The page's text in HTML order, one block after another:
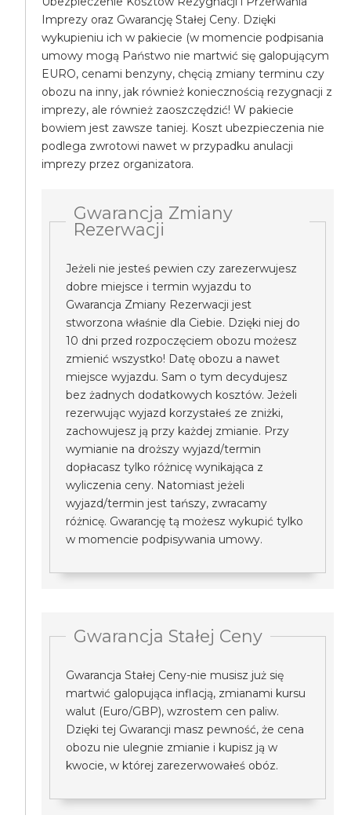
Imprezy oraz Gwarancję Stałej Ceny. Dzięki
wykupieniu ich w pakiecie (w momencie podpisania
umowy mogą Państwo nie martwić się galopującym
EURO, cenami benzyny, chęcią zmiany terminu czy
obozu na inny, jak również koniecznością rezygnacji z
imprezy, ale również zaoszczędzić! W pakiecie
bowiem jest zawsze taniej. Koszt ubezpieczenia nie
podlega zwrotowi nawet w przypadku anulacji
imprezy przez organizatora.
Gwarancja Zmiany
Rezerwacji
Jeżeli nie jesteś pewien czy zarezerwujesz
dobre miejsce i termin wyjazdu to
Gwarancja Zmiany Rezerwacji jest
stworzona właśnie dla Ciebie. Dzięki niej do
10 dni przed rozpoczęciem obozu możesz
zmienić wszystko! Datę obozu a nawet
miejsce wyjazdu. Sam o tym decydujesz
bez żadnych dodatkowych kosztów. Jeżeli
rezerwując wyjazd korzystałeś ze zniżki,
zachowujesz ją przy każdej zmianie. Przy
wymianie na droższy wyjazd/termin
dopłacasz tylko różnicę wynikająca z
wyliczenia ceny. Natomiast jeżeli
wyjazd/termin jest tańszy, zwracamy
różnicę. Gwarancję tą możesz wykupić tylko
w momencie podpisywania umowy.
Gwarancja Stałej Ceny
Gwarancja Stałej Ceny-nie musisz już się
martwić galopująca inflacją, zmianami kursu
walut (Euro/GBP), wzrostem cen paliw.
Dzięki tej Gwarancji masz pewność, że cena
obozu nie ulegnie zmianie i kupisz ją w
kwocie, w której zarezerwowałeś obóz.